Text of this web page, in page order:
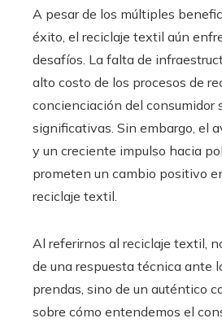
A pesar de los múltiples
éxito, el reciclaje textil aún
desafíos. La falta de
alto costo de los procesos de
concienciación del consumidor
significativas. Sin embargo, el
y un creciente impulso hacia
prometen un cambio positivo
reciclaje textil.
Al referirnos al reciclaje textil,
de una respuesta técnica ante
prendas, sino de un auténtico
sobre cómo entendemos el